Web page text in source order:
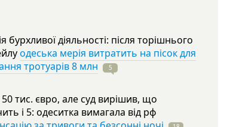
бурхливої діяльності: після торішнього
одеська мерія витратить на пісок для
тротуарів 8 млн
5
50 тис. євро, але суд вирішив, що
і 5: одеситка вимагала від рф